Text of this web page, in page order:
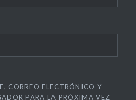
CORREO ELECTRÓNICO Y
PARA LA PRÓXIMA VEZ